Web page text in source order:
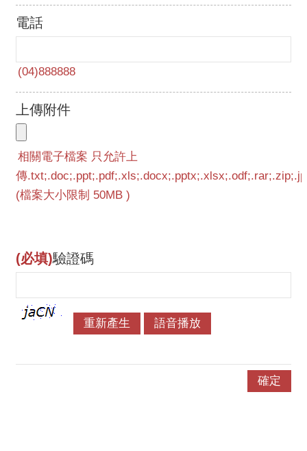
電話
上傳附件
(必填)驗證碼